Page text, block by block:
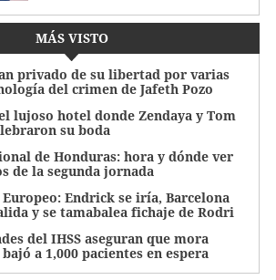
MÁS VISTO
privado de su libertad por varias
del crimen de Jafeth Pozo
lujoso hotel donde Zendaya y Tom
su boda
de Honduras: hora y dónde ver
de la segunda jornada
Endrick se iría, Barcelona
y se tamabalea fichaje de Rodri
del IHSS aseguran que mora
a 1,000 pacientes en espera